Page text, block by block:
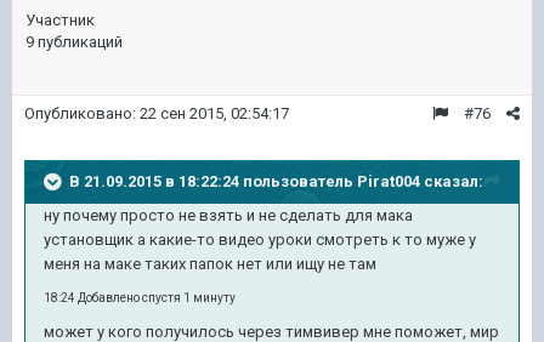
Участник
9 публикаций
#76
Опубликовано: 22 сен 2015, 02:54:17
В 21.09.2015 в 18:22:24 пользователь Pirat004 сказал:
ну почему просто не взять и не сделать для мака
установщик а какие-то видео уроки смотреть к то муже у
меня на маке таких папок нет или ищу не там
18:24 Добавлено спустя 1 минуту
может у кого получилось через тимвивер мне поможет, мир